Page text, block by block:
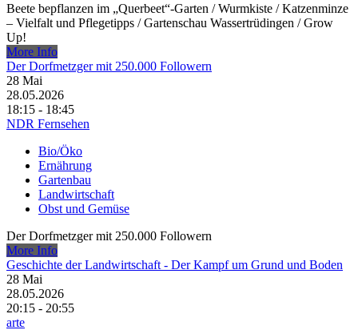
Beete bepflanzen im „Querbeet“-Garten /​ Wurmkiste /​ Katzenminze
– Vielfalt und Pflegetipps /​ Gartenschau Wassertrüdingen /​ Grow
Up!
More Info
Der Dorfmetzger mit 250.000 Followern
28 Mai
28.05.2026
18:15 - 18:45
NDR Fernsehen
Bio/Öko
Ernährung
Gartenbau
Landwirtschaft
Obst und Gemüse
Der Dorfmetzger mit 250.000 Followern
More Info
Geschichte der Landwirtschaft - Der Kampf um Grund und Boden
28 Mai
28.05.2026
20:15 - 20:55
arte